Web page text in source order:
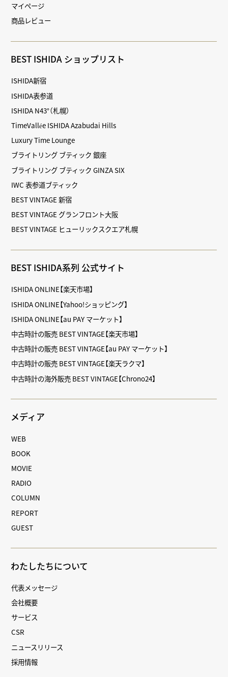
マイページ
商品レビュー
BEST ISHIDA ショップリスト
ISHIDA新宿
ISHIDA表参道
ISHIDA N43°（札幌）
TimeVallée ISHIDA Azabudai Hills
Luxury Time Lounge
ブライトリング ブティック 銀座
ブライトリング ブティック GINZA SIX
IWC 表参道ブティック
BEST VINTAGE 新宿
BEST VINTAGE グランフロント大阪
BEST VINTAGE ヒューリックスクエア札幌
BEST ISHIDA系列 公式サイト
ISHIDA ONLINE【楽天市場】
ISHIDA ONLINE【Yahoo!ショッピング】
ISHIDA ONLINE【au PAY マーケット】
中古時計の販売 BEST VINTAGE【楽天市場】
中古時計の販売 BEST VINTAGE【au PAY マーケット】
中古時計の販売 BEST VINTAGE【楽天ラクマ】
中古時計の海外販売 BEST VINTAGE【Chrono24】
メディア
WEB
BOOK
MOVIE
RADIO
COLUMN
REPORT
GUEST
わたしたちについて
代表メッセージ
会社概要
サービス
CSR
ニュースリリース
採用情報